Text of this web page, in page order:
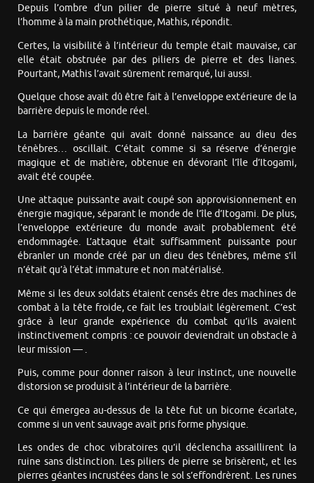
Depuis l’ombre d’un pilier de pierre situé à neuf mètres,
l’homme à la main prothétique, Mathis, répondit.
Certes, la visibilité à l’intérieur du temple était mauvaise, car
elle était obstruée par des piliers de pierre et des lianes.
Pourtant, Mathis l’avait sûrement remarqué, lui aussi.
Quelque chose avait dû être fait à l’enveloppe extérieure de la
barrière depuis le monde réel.
La barrière géante qui avait donné naissance au dieu des
ténèbres… oscillait. C’était comme si sa réserve d’énergie
magique et de matière, obtenue en dévorant l’île d’Itogami,
avait été coupée.
Une attaque puissante avait coupé son approvisionnement en
énergie magique, séparant le monde de l’île d’Itogami. De plus,
l’enveloppe extérieure du monde avait probablement été
endommagée. L’attaque était suffisamment puissante pour
ébranler un monde créé par un dieu des ténèbres, même s’il
n’était qu’à l’état immature et non matérialisé.
Même si les deux soldats étaient censés être des machines de
combat à la tête froide, ce fait les troublait légèrement. C’est
grâce à leur grande expérience du combat qu’ils avaient
instinctivement compris : ce pouvoir deviendrait un obstacle à
leur mission — .
Puis, comme pour donner raison à leur instinct, une nouvelle
distorsion se produisit à l’intérieur de la barrière.
Ce qui émergea au-dessus de la tête fut un bicorne écarlate,
comme si un vent sauvage avait pris forme physique.
Les ondes de choc vibratoires qu’il déclencha assaillirent la
ruine sans distinction. Les piliers de pierre se brisèrent, et les
pierres géantes incrustées dans le sol s’effondrèrent. Les runes